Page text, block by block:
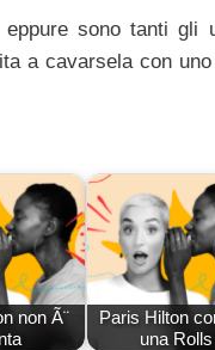
sono tanti gli
a cavarsela con
non Ã¨
Paris Hilton
una Rolls